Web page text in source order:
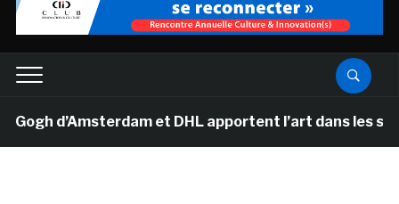
d’Amsterdam et DHL apportent l’art dans les